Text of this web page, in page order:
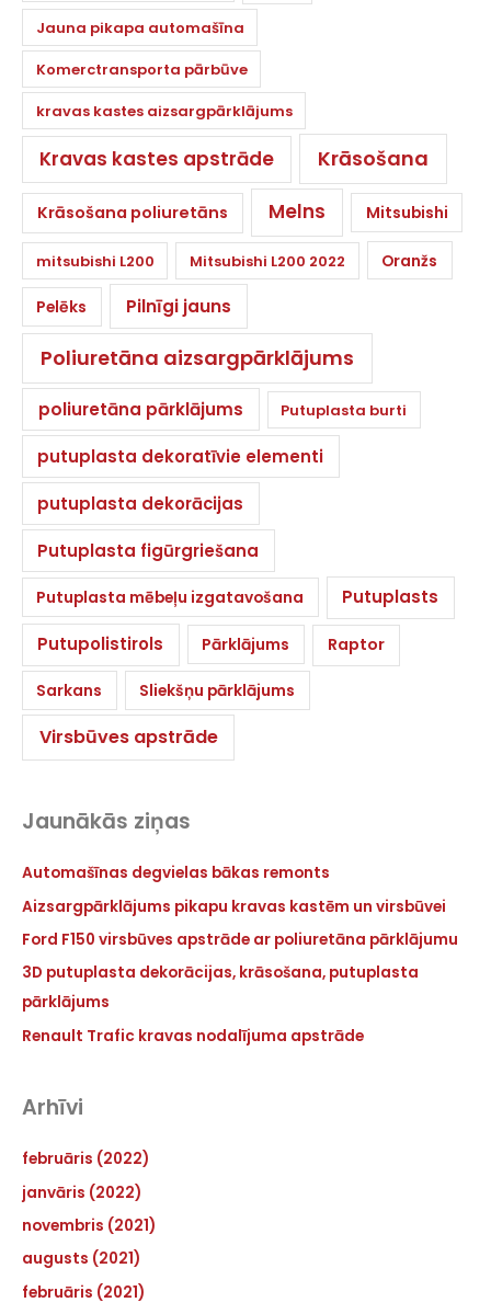
Jauna pikapa automašīna
Komerctransporta pārbūve
kravas kastes aizsargpārklājums
Kravas kastes apstrāde Krāsošana
Krāsošana poliuretāns Melns Mitsubishi
mitsubishi L200 Mitsubishi L200 2022 Oranžs
Pelēks Pilnīgi jauns
Poliuretāna aizsargpārklājums
poliuretāna pārklājums Putuplasta burti
putuplasta dekoratīvie elementi
putuplasta dekorācijas
Putuplasta figūrgriešana
Putuplasta mēbeļu izgatavošana Putuplasts
Putupolistirols Pārklājums Raptor
Sarkans Sliekšņu pārklājums
Virsbūves apstrāde
Jaunākās ziņas
Automašīnas degvielas bākas remonts
Aizsargpārklājums pikapu kravas kastēm un virsbūvei
Ford F150 virsbūves apstrāde ar poliuretāna pārklājumu
3D putuplasta dekorācijas, krāsošana, putuplasta
pārklājums
Renault Trafic kravas nodalījuma apstrāde
Arhīvi
februāris (2022)
janvāris (2022)
novembris (2021)
augusts (2021)
februāris (2021)